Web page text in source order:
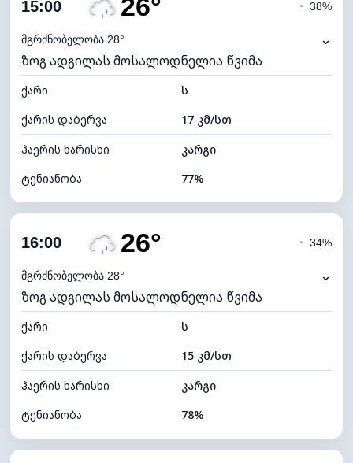
ნამის წერტილი
ხილვადობა
9 კმ
განათების ინდექსი 4 (მკრთალი)
ღრუბლის სიმაღლე 4880 მ
15:00 26°
მგრძნობელობა 28°
◔ 38%
⌄
ზოგ ადგილას მოსალოდნელია წვიმა
ქარი
ს
ქარის დაბერვა
17 კმ/სთ
ჰაერის ხარისხი
კარგი
ტენიანობა
77%
ღრუბლიანობა
ნამის წერტილი
ხილვადობა
9 კმ
განათების ინდექსი 4 (მკრთალი)
ღრუბლის სიმაღლე 5040 მ
16:00 26°
მგრძნობელობა 28°
◔ 34%
⌄
ზოგ ადგილას მოსალოდნელია წვიმა
ქარი
ს
ქარის დაბერვა
15 კმ/სთ
ჰაერის ხარისხი
კარგი
ტენიანობა
78%